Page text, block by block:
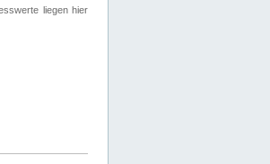
liegen hier